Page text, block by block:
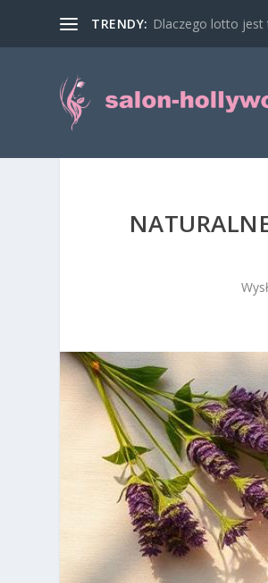
TRENDY: Dlaczego lotto jest